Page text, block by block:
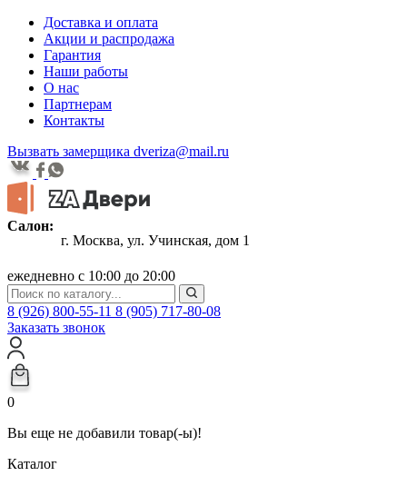
Доставка и оплата
Акции и распродажа
Гарантия
Наши работы
О нас
Партнерам
Контакты
Вызвать замерщика dveriza@mail.ru
Салон:
г. Москва, ул. Учинская, дом 1
ежедневно с 10:00 до 20:00
8 (926) 800-55-11 8 (905) 717-80-08
Заказать звонок
0
Вы еще не добавили товар(-ы)!
Каталог